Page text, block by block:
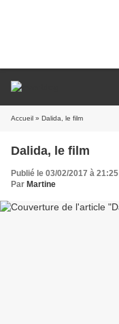
Accueil » Dalida, le film
Dalida, le film
Publié le 03/02/2017 à 21:25
Par Martine